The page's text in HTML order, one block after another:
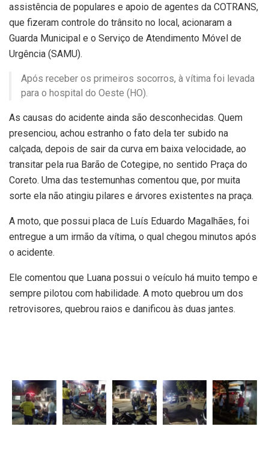
assistência de populares e apoio de agentes da COTRANS,
que fizeram controle do trânsito no local, acionaram a
Guarda Municipal e o Serviço de Atendimento Móvel de
Urgência (SAMU).
Após receber os primeiros socorros, à vítima foi levada
para o hospital do Oeste (HO).
As causas do acidente ainda são desconhecidas. Quem
presenciou, achou estranho o fato dela ter subido na
calçada, depois de sair da curva em baixa velocidade, ao
transitar pela rua Barão de Cotegipe, no sentido Praça do
Coreto. Uma das testemunhas comentou que, por muita
sorte ela não atingiu pilares e árvores existentes na praça.
A moto, que possui placa de Luís Eduardo Magalhães, foi
entregue a um irmão da vítima, o qual chegou minutos após
o acidente.
Ele comentou que Luana possui o veículo há muito tempo e
sempre pilotou com habilidade. A moto quebrou um dos
retrovisores, quebrou raios e danificou às duas jantes.